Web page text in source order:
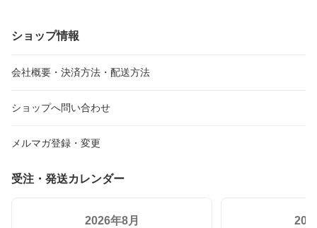
ショップ情報
会社概要・決済方法・配送方法
ショップへ問い合わせ
メルマガ登録・変更
受注・発送カレンダー
2026年8月